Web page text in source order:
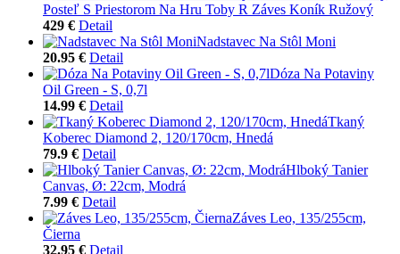
Posteľ S Priestorom Na Hru Toby R Záves Koník Ružový
429 € Detail
Nadstavec Na Stôl Moni
20.95 € Detail
Dóza Na Potaviny
Oil Green - S, 0,7l
14.99 € Detail
Tkaný
Koberec Diamond 2, 120/170cm, Hnedá
79.9 € Detail
Hlboký Tanier
Canvas, Ø: 22cm, Modrá
7.99 € Detail
Záves Leo, 135/255cm,
Čierna
32.95 € Detail